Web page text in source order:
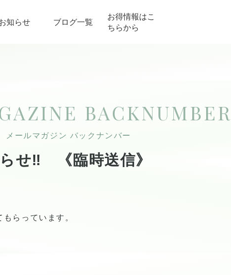
知らせ ブログ一覧
お得情報はこ
ちらから
BACKNUMBER
メールマガジン バックナンバー
せ‼︎ 《臨時送信》
らっています。